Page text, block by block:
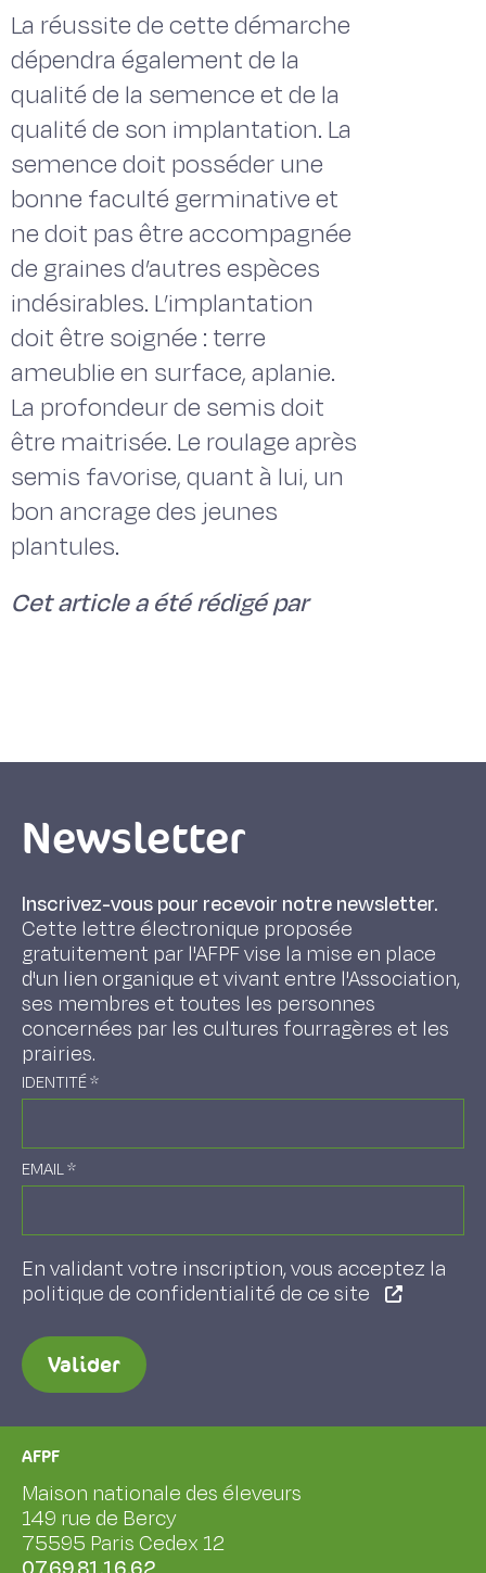
La réussite de cette démarche
dépendra également de la
qualité de la semence et de la
qualité de son implantation. La
semence doit posséder une
bonne faculté germinative et
ne doit pas être accompagnée
de graines d’autres espèces
indésirables. L’implantation
doit être soignée : terre
ameublie en surface, aplanie.
La profondeur de semis doit
être maitrisée. Le roulage après
semis favorise, quant à lui, un
bon ancrage des jeunes
plantules.
Cet article a été rédigé par
Newsletter
Inscrivez-vous pour recevoir notre newsletter.
Cette lettre électronique proposée
gratuitement par l'AFPF vise la mise en place
d'un lien organique et vivant entre l'Association,
ses membres et toutes les personnes
concernées par les cultures fourragères et les
prairies.
IDENTITÉ*
EMAIL*
En validant votre inscription, vous acceptez la
politique de confidentialité de ce site
Valider
AFPF
Maison nationale des éleveurs
149 rue de Bercy
75595 Paris Cedex 12